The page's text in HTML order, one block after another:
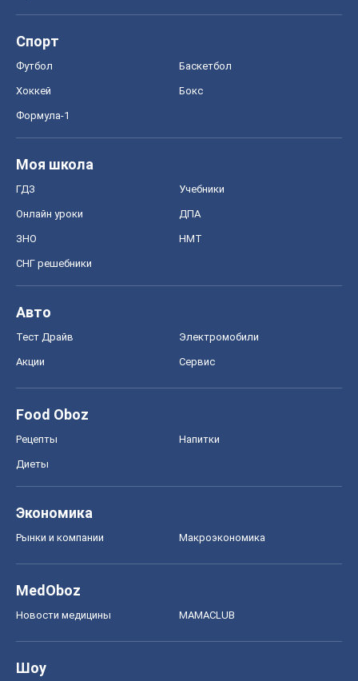
Спорт
Футбол Баскетбол
Хоккей Бокс
Формула-1
Моя школа
ГДЗ Учебники
Онлайн уроки ДПА
ЗНО НМТ
СНГ решебники
Авто
Тест Драйв Электромобили
Акции Сервис
Food Oboz
Рецепты Напитки
Диеты
Экономика
Рынки и компании Mакроэкономика
MedOboz
Новости медицины MAMACLUB
Шоу